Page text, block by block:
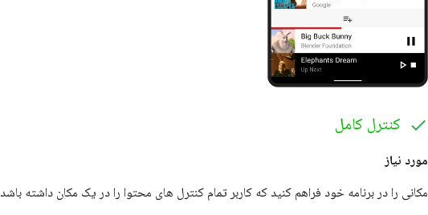
کنترل کامل
مورد نیاز
مکانی را در برنامه خود فراهم کنید که کاربر تمام کنترل های محتوا را در یک مکان داشته باشد